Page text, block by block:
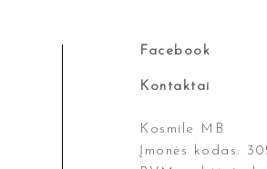
Facebook
Kontaktai
Kosmile MB
Įmonės kodas: